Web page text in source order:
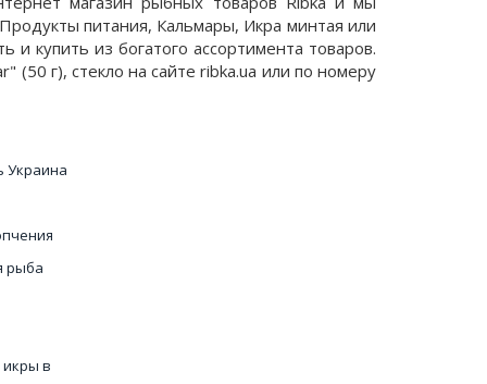
питания, Кальмары, Икра минтая или
купить из богатого ассортимента товаров.
(50 г), стекло на сайте ribka.ua или по номеру
Украина
рыба
в